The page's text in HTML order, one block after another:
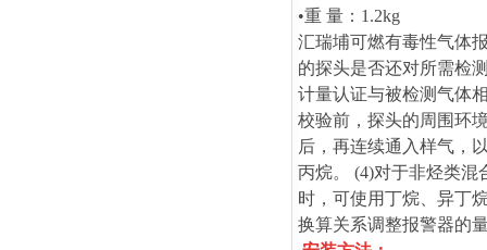
•重 量：1.2kg
汇瑞埔可燃有毒性气体
的探头是否还对所需检
计量认证与被检测气体
校验前，探头的周围环
后，再连续通入样气，
丙烷。 (4)对于非烃类
时，可使用丁烷、异丁
换算关系调整报警器的